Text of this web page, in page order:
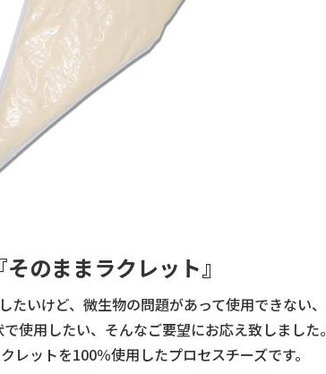
『そのままラクレット』
たいけど、微生物の問題があって使用できない、
使用したい、そんなご要望にお応え致しました。
レットを100％使用したプロセスチーズです。